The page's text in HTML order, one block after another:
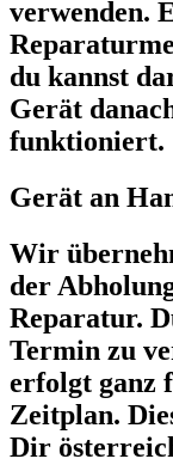
verwenden.
du kannst
Gerät
funktioniert.
Gerät an
Wir
der
Reparatur.
Termin zu
erfolgt ganz
Zeitplan.
Dir